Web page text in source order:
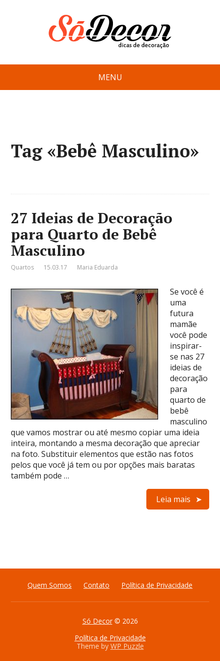
MENU
Tag «Bebê Masculino»
27 Ideias de Decoração
para Quarto de Bebê
Masculino
Quartos 15.03.17 Maria Eduarda
Se você é
uma
futura
mamãe
você pode
inspirar-
se nas 27
ideias de
decoração
para
quarto de
bebê
masculino
que vamos mostrar ou até mesmo copiar uma ideia
inteira, montando a mesma decoração que apreciar
na foto. Substituir elementos que estão nas fotos
pelos que você já tem ou por opções mais baratas
também pode …
Leia mais
Quem Somos Contato Política de Privacidade
Só Decor© 2026
Política de Privacidade
Theme by WP Puzzle